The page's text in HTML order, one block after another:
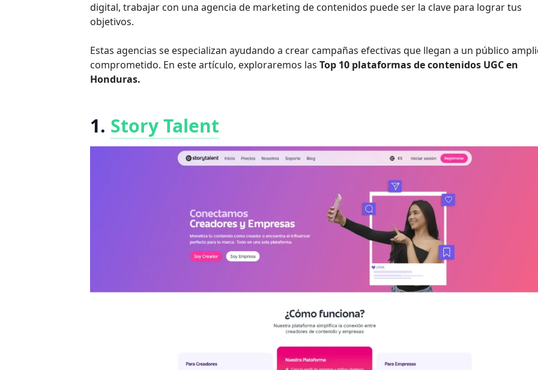
digital, trabajar con una agencia de marketing de contenidos puede ser la clave para lograr tus
objetivos.
Estas agencias se especializan ayudando a crear campañas efectivas que llegan a un público
comprometido. En este artículo, exploraremos lasTop 10 plataformas de contenidos UGC en
Honduras.
1. Story Talent